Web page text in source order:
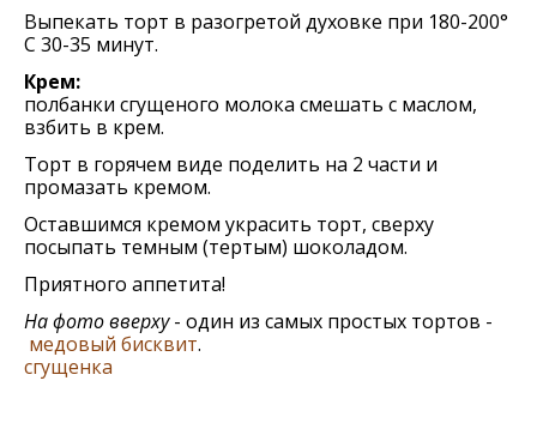
Выпекать торт в разогретой духовке при 180-200°
С 30-35 минут.
Крем:
полбанки сгущеного молока смешать с маслом,
взбить в крем.
Торт в горячем виде поделить на 2 части и
промазать кремом.
Оставшимся кремом украсить торт, сверху
посыпать темным (тертым) шоколадом.
Приятного аппетита!
На фото вверху- один из самых простых тортов -
медовый бисквит.
сгущенка